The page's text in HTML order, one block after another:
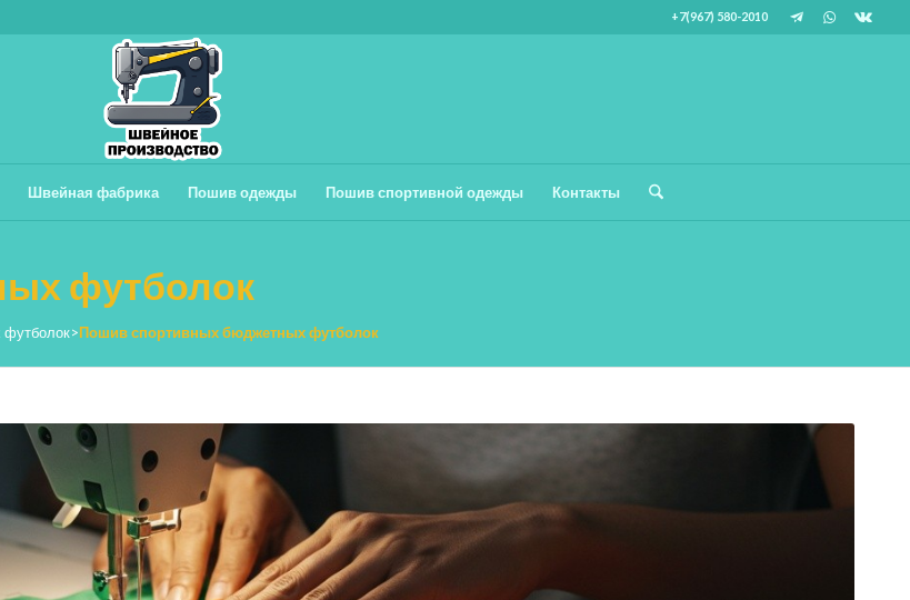
+7(967) 580-2010
Швейная фабрика Пошив одежды Пошив спортивной одежды Контакты
футболок
>Пошив спортивных бюджетных футболок